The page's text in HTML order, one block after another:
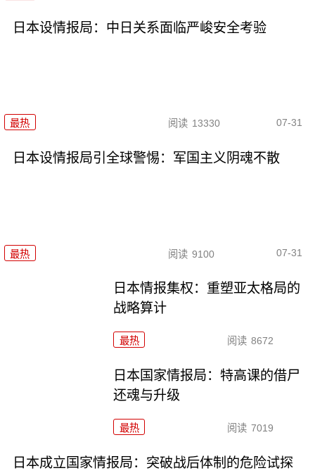
日本设情报局：中日关系面临严峻安全考验
最热 阅读 13330 07-31
日本设情报局引全球警惕：军国主义阴魂不散
最热 阅读 9100 07-31
日本情报集权：重塑亚太格局的
战略算计
最热 阅读 8672
日本国家情报局：特高课的借尸
还魂与升级
最热 阅读 7019
日本成立国家情报局：突破战后体制的危险试探